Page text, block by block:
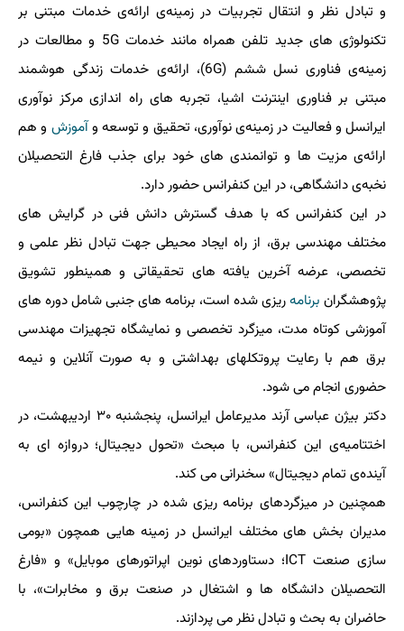
و تبادل نظر و انتقال تجربیات در زمینه‌ی ارائه‌ی خدمات مبتنی بر
تکنولوژی های جدید تلفن همراه مانند خدمات 5G و مطالعات در
زمینه‌ی فناوری نسل ششم (6G)، ارائه‌ی خدمات زندگی هوشمند
مبتنی بر فناوری اینترنت اشیا، تجربه های راه اندازی مرکز نوآوری
ایرانسل و فعالیت در زمینه‌ی نوآوری، تحقیق و توسعه وآموزش و هم
ارائه‌ی مزیت ها و توانمندی های خود برای جذب فارغ التحصیلان
نخبه‌ی دانشگاهی، در این کنفرانس حضور دارد.
در این کنفرانس که با هدف گسترش دانش فنی در گرایش های
مختلف مهندسی برق، از راه ایجاد محیطی جهت تبادل نظر علمی و
تخصصی، عرضه آخرین یافته های تحقیقاتی و همینطور تشویق
پژوهشگران برنامهریزی شده است، برنامه های جنبی شامل دوره های
آموزشی کوتاه مدت، میزگرد تخصصی و نمایشگاه تجهیزات مهندسی
برق هم با رعایت پروتکلهای بهداشتی و به صورت آنلاین و نیمه
حضوری انجام می شود.
دکتر بیژن عباسی آرند مدیرعامل ایرانسل، پنجشنبه ۳۰ اردیبهشت، در
اختتامیه‌ی این کنفرانس، با مبحث «تحول دیجیتال؛ دروازه ای به
آینده‌ی تمام دیجیتال» سخنرانی می کند.
همچنین در میزگردهای برنامه ریزی شده در چارچوب این کنفرانس،
مدیران بخش های مختلف ایرانسل در زمینه هایی همچون «بومی
سازی صنعت ICT؛ دستاوردهای نوین اپراتورهای موبایل» و «فارغ
التحصیلان دانشگاه ها و اشتغال در صنعت برق و مخابرات»، با
حاضران به بحث و تبادل نظر می پردازند.